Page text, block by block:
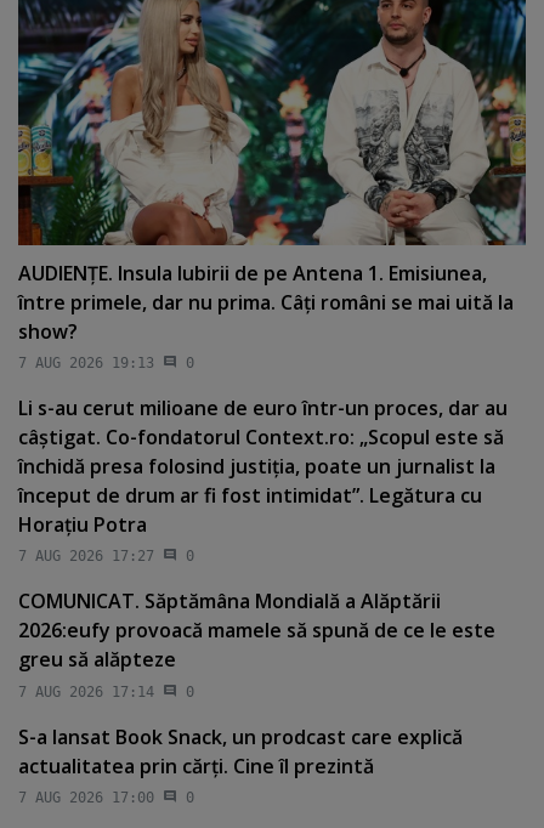
AUDIENŢE. Insula Iubirii de pe Antena 1. Emisiunea,
între primele, dar nu prima. Câţi români se mai uită la
show?
7 AUG 2026 19:13 0
Li s-au cerut milioane de euro într-un proces, dar au
câştigat. Co-fondatorul Context.ro: „Scopul este să
închidă presa folosind justiţia, poate un jurnalist la
început de drum ar fi fost intimidat”. Legătura cu
Horaţiu Potra
7 AUG 2026 17:27 0
COMUNICAT. Săptămâna Mondială a Alăptării
2026:eufy provoacă mamele să spună de ce le este
greu să alăpteze
7 AUG 2026 17:14 0
S-a lansat Book Snack, un prodcast care explică
actualitatea prin cărţi. Cine îl prezintă
7 AUG 2026 17:00 0